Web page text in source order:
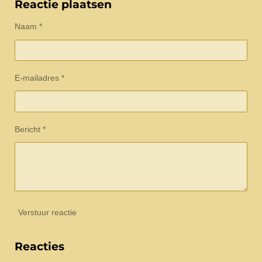
n
e
n
Reactie plaatsen
Naam *
E-mailadres *
Bericht *
Verstuur reactie
Reacties